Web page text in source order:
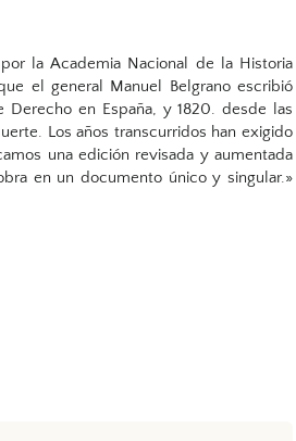
la Academia Nacional de la Historia
el general Manuel Belgrano escribió
en España, y 1820. desde las
Los años transcurridos han exigido
una edición revisada y aumentada
en un documento único y singular.»